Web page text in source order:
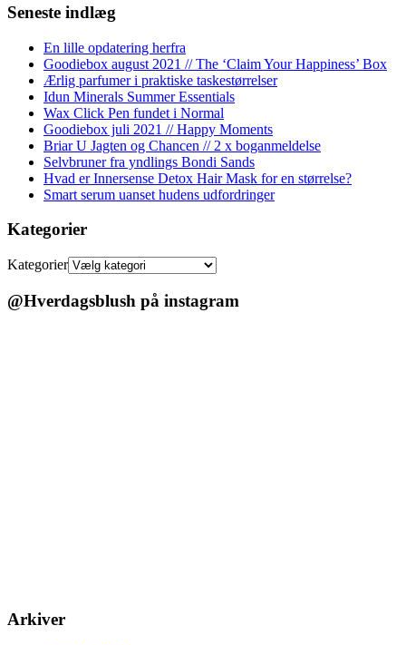
Seneste indlæg
En lille opdatering herfra
Goodiebox august 2021 // The ‘Claim Your Happiness’ Box
Ærlig parfumer i praktiske taskestørrelser
Idun Minerals Summer Essentials
Wax Click Pen fundet i Normal
Goodiebox juli 2021 // Happy Moments
Briar U Jagten og Chancen // 2 x boganmeldelse
Selvbruner fra yndlings Bondi Sands
Hvad er Innersense Detox Hair Mask for en størrelse?
Smart serum uanset hudens udfordringer
Kategorier
Kategorier
@Hverdagsblush på instagram
Arkiver